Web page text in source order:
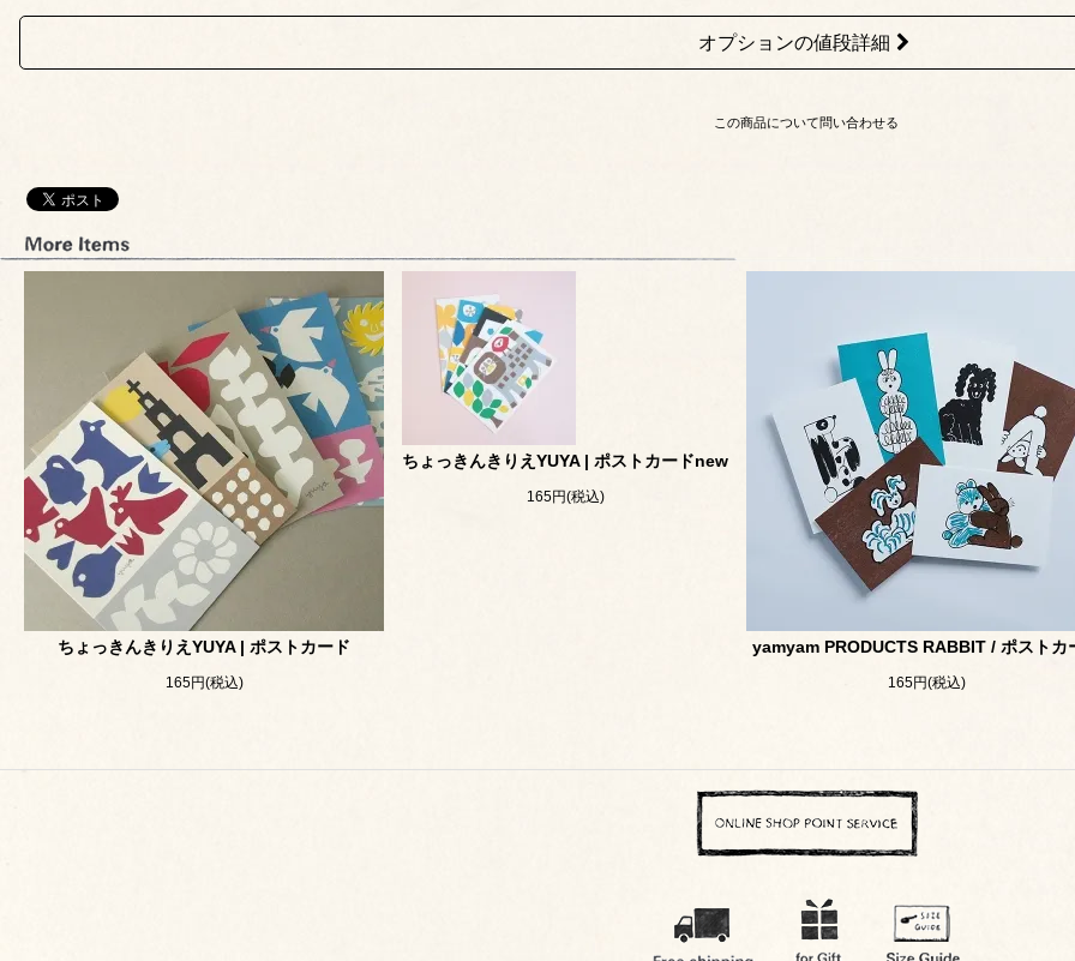
オプションの値段詳細
この商品について問い合わせる
ちょっきんきりえYUYA | ポストカード
165円(税込)
ちょっきんきりえYUYA | ポストカードnew
165円(税込)
yamyam PRODUCTS RABBIT / ポストカ
165円(税込)